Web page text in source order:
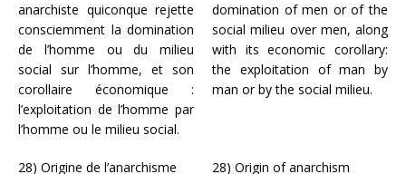
anarchiste quiconque rejette
consciemment la domination
de l’homme ou du milieu
social sur l’homme, et son
corollaire économique :
l’exploitation de l’homme par
l’homme ou le milieu social.
domination of men or of the
social milieu over men, along
with its economic corollary:
the exploitation of man by
man or by the social milieu.
28) Origine de l’anarchisme 28) Origin of anarchism